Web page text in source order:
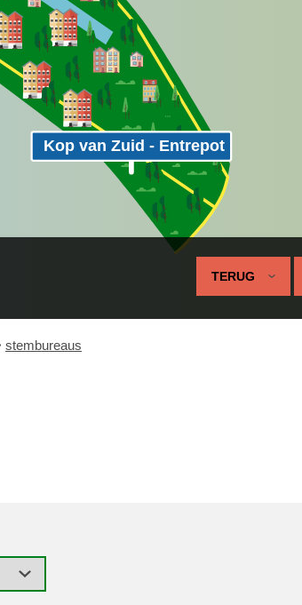
Kop van Zuid - Entrepot
TERUG
stembureaus